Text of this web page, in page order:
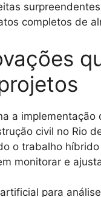
completos de
a
civil no Rio
o trabalho
monitorar e
para